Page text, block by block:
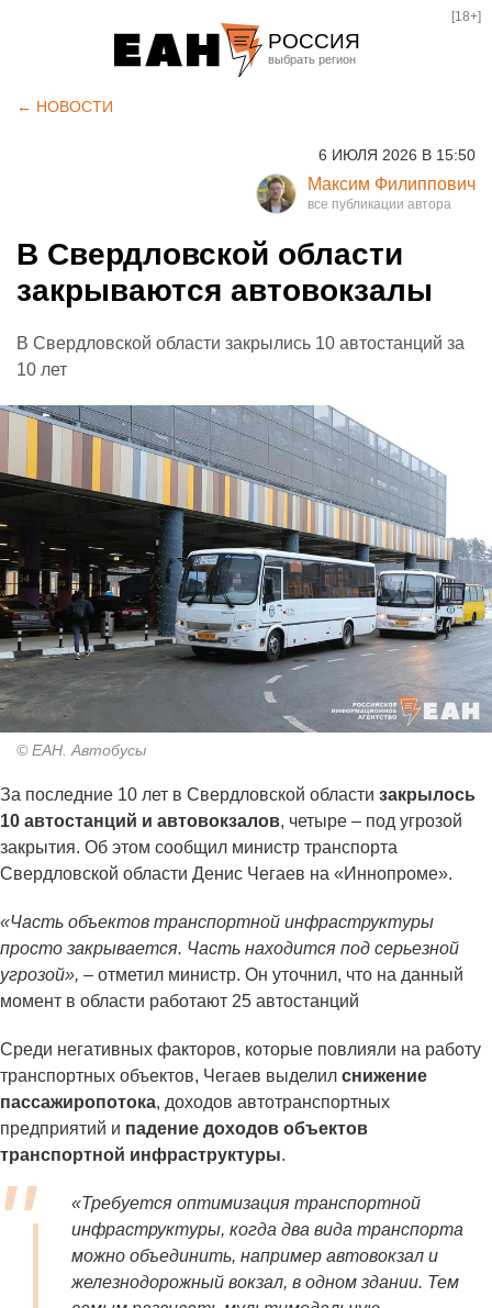
РОССИЯ
Курган
Оренбург
[18+]
← НОВОСТИ
6 ИЮЛЯ 2026 В 15:50
Максим Филиппович
В Свердловской области
закрываются автовокзалы
В Свердловской области закрылись 10 автостанций за
10 лет
© ЕАН. Автобусы
За последние 10 лет в Свердловской области закрылось
10 автостанций и автовокзалов, четыре – под угрозой
закрытия. Об этом сообщил министр транспорта
Свердловской области Денис Чегаев на «Иннопроме».
«Часть объектов транспортной инфраструктуры
просто закрывается. Часть находится под серьезной
угрозой», – отметил министр. Он уточнил, что на данный
момент в области работают 25 автостанций
Среди негативных факторов, которые повлияли на работу
транспортных объектов, Чегаев выделил снижение
пассажиропотока, доходов автотранспортных
предприятий и падение доходов объектов
транспортной инфраструктуры.
«Требуется оптимизация транспортной
инфраструктуры, когда два вида транспорта
можно объединить, например автовокзал и
железнодорожный вокзал, в одном здании. Тем